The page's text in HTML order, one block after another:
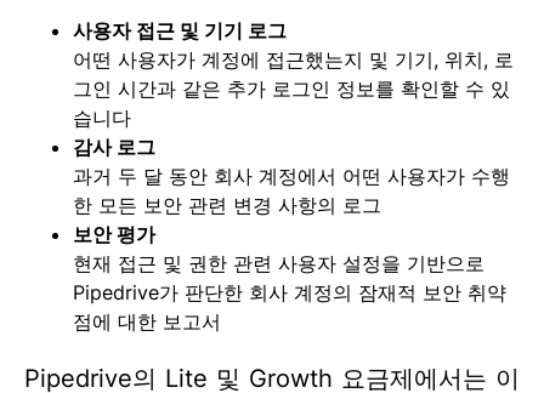
사용자 접근 및 기기 로그
어떤 사용자가 계정에 접근했는지 및 기기, 위치, 로
그인 시간과 같은 추가 로그인 정보를 확인할 수 있
습니다
감사 로그
과거 두 달 동안 회사 계정에서 어떤 사용자가 수행
한 모든 보안 관련 변경 사항의 로그
보안 평가
현재 접근 및 권한 관련 사용자 설정을 기반으로
Pipedrive가 판단한 회사 계정의 잠재적 보안 취약
점에 대한 보고서
Pipedrive의 Lite 및 Growth 요금제에서는 이